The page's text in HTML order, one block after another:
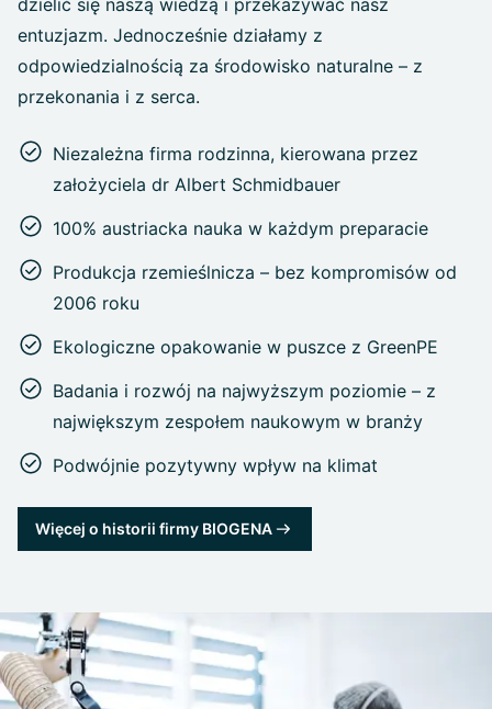
entuzjazm. Jednocześnie działamy z
odpowiedzialnością za środowisko naturalne – z
przekonania i z serca.
Niezależna firma rodzinna, kierowana przez
założyciela dr Albert Schmidbauer
100% austriacka nauka w każdym preparacie
Produkcja rzemieślnicza – bez kompromisów od
2006 roku
Ekologiczne opakowanie w puszce z GreenPE
Badania i rozwój na najwyższym poziomie – z
największym zespołem naukowym w branży
Podwójnie pozytywny wpływ na klimat
Więcej o historii firmy BIOGENA